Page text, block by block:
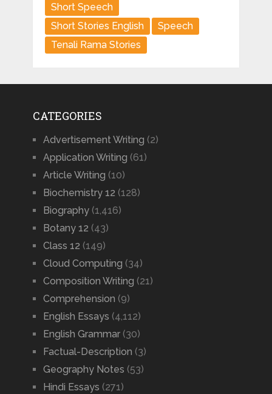
Short Speech
Short Stories English
Speech
Tenali Rama Stories
CATEGORIES
Advertisement Writing (2)
Application Writing (61)
Article Writing (10)
Biochemistry 12 (128)
Biography(1,416)
Botany 12 (43)
Class 12 (149)
Cloud Computing (34)
Composition Writing (21)
Comprehension (9)
English Essays (4,112)
English Grammar(30)
Factual-Description (3)
Geography Notes (53)
Hindi Essays (271)